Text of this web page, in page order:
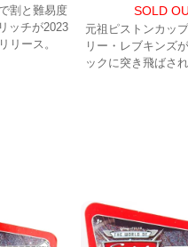
割と難易度
ッチが2023
リース。
SOLD
元祖ピストンカッ
リー・レブキンズ
ックに突き飛ばさ